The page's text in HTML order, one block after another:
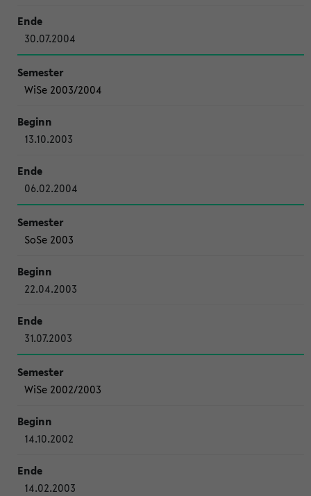
30.07.2004
WiSe 2003/2004
13.10.2003
06.02.2004
SoSe 2003
22.04.2003
31.07.2003
WiSe 2002/2003
14.10.2002
14.02.2003